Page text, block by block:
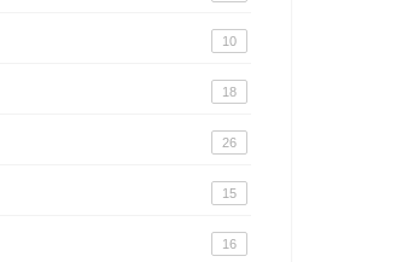
10
18
26
15
16